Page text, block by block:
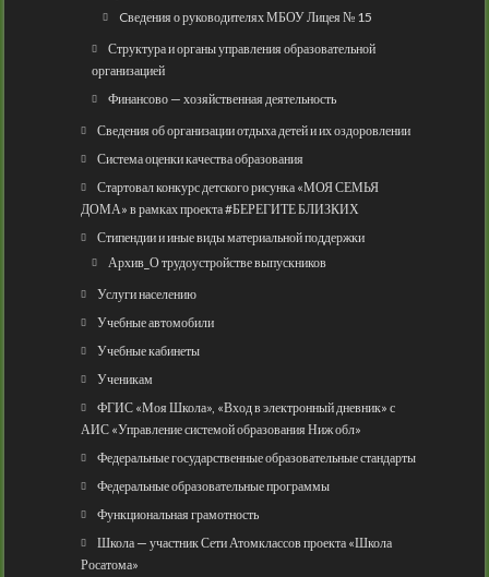
Cведения о руководителях МБОУ Лицея № 15
Структура и органы управления образовательной
организацией
Финансово — хозяйственная деятельность
Сведения об организации отдыха детей и их оздоровлении
Система оценки качества образования
Стартовал конкурс детского рисунка «МОЯ СЕМЬЯ
ДОМА» в рамках проекта #БЕРЕГИТЕ БЛИЗКИХ
Стипендии и иные виды материальной поддержки
Архив_О трудоустройстве выпускников
Услуги населению
Учебные автомобили
Учебные кабинеты
Ученикам
ФГИС «Моя Школа», «Вход в электронный дневник» с
АИС «Управление системой образования Ниж обл»
Федеральные государственные образовательные стандарты
Федеральные образовательные программы
Функциональная грамотность
Школа — участник Сети Атомклассов проекта «Школа
Росатома»